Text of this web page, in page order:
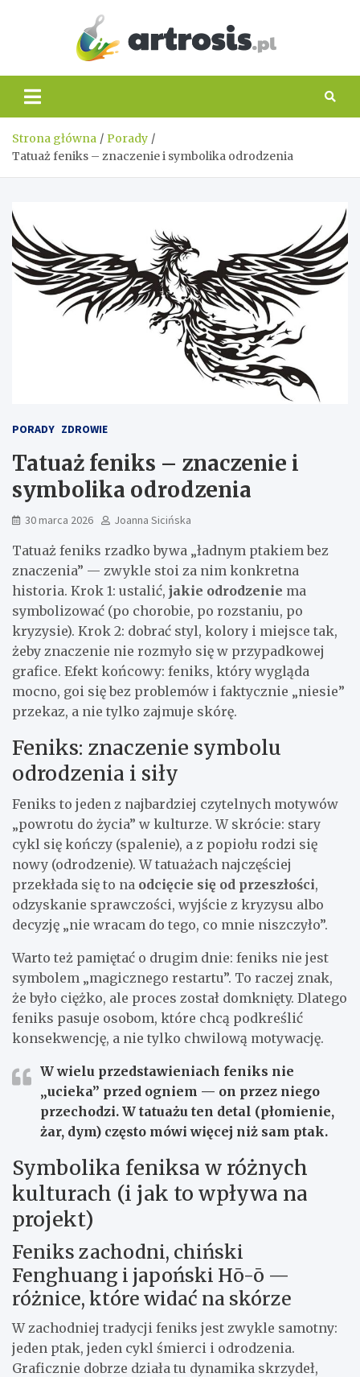
Strona główna
Porady
Tatuaż feniks – znaczenie i symbolika odrodzenia
PORADY ZDROWIE
Tatuaż feniks – znaczenie i
symbolika odrodzenia
30 marca 2026 Joanna Sicińska
Tatuaż feniks rzadko bywa „ładnym ptakiem bez
znaczenia” — zwykle stoi za nim konkretna
historia. Krok 1: ustalić, jakie odrodzenie ma
symbolizować (po chorobie, po rozstaniu, po
kryzysie). Krok 2: dobrać styl, kolory i miejsce tak,
żeby znaczenie nie rozmyło się w przypadkowej
grafice. Efekt końcowy: feniks, który wygląda
mocno, goi się bez problemów i faktycznie „niesie”
przekaz, a nie tylko zajmuje skórę.
Feniks: znaczenie symbolu
odrodzenia i siły
Feniks to jeden z najbardziej czytelnych motywów
„powrotu do życia” w kulturze. W skrócie: stary
cykl się kończy (spalenie), a z popiołu rodzi się
nowy (odrodzenie). W tatuażach najczęściej
przekłada się to na odcięcie się od przeszłości,
odzyskanie sprawczości, wyjście z kryzysu albo
decyzję „nie wracam do tego, co mnie niszczyło”.
Warto też pamiętać o drugim dnie: feniks nie jest
symbolem „magicznego restartu”. To raczej znak,
że było ciężko, ale proces został domknięty. Dlatego
feniks pasuje osobom, które chcą podkreślić
konsekwencję, a nie tylko chwilową motywację.
W wielu przedstawieniach feniks nie
„ucieka” przed ogniem — on przez niego
przechodzi. W tatuażu ten detal (płomienie,
żar, dym) często mówi więcej niż sam ptak.
Symbolika feniksa w różnych
kulturach (i jak to wpływa na
projekt)
Feniks zachodni, chiński
Fenghuang i japoński Hō-ō —
różnice, które widać na skórze
W zachodniej tradycji feniks jest zwykle samotny:
jeden ptak, jeden cykl śmierci i odrodzenia.
Graficznie dobrze działa tu dynamika skrzydeł,